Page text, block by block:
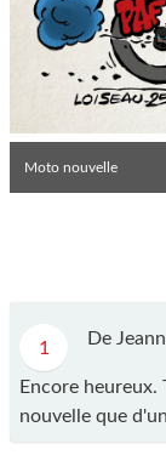
Moto nouvelle
1 De
Encore heureux.
nouvelle que